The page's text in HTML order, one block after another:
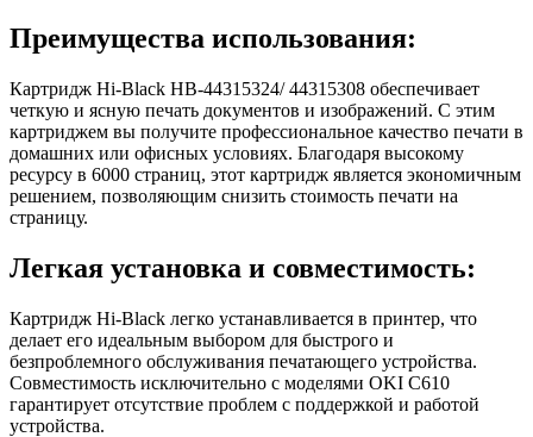
Преимущества использования:
Картридж Hi-Black HB-44315324/ 44315308 обеспечивает
четкую и ясную печать документов и изображений. С этим
картриджем вы получите профессиональное качество печати в
домашних или офисных условиях. Благодаря высокому
ресурсу в 6000 страниц, этот картридж является экономичным
решением, позволяющим снизить стоимость печати на
страницу.
Легкая установка и совместимость:
Картридж Hi-Black легко устанавливается в принтер, что
делает его идеальным выбором для быстрого и
безпроблемного обслуживания печатающего устройства.
Совместимость исключительно с моделями OKI C610
гарантирует отсутствие проблем с поддержкой и работой
устройства.